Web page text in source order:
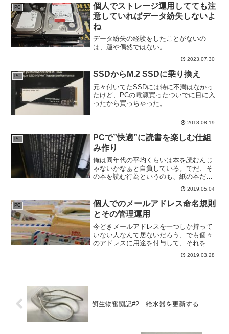
PC
個人でストレージ運用してても注
意していればデータ紛失しないよ
ね
データ紛失の経験をしたことがないの
は、運や偶然ではない。
2023.07.30
PC SSDからM.2 SSDに乗り換え
元々付いてたSSDには特に不満はなかっ
たけど、PCの電源買ったついでに目に入
ったから買っちゃった。
2018.08.19
PC
PCで”快適”に読書を楽しむ仕組
み作り
俺は同年代の平均くらいは本を読むんじ
ゃないかなぁと自負している。でだ、そ
の本を読む行為というのも、紙の本だと
メリット・デメリットが存在しているか
らして、PCを用いて読書をすることが少
なくない。その環境について書いておき
たい。
2019.05.04
PC
個人でのメールアドレス命名規則
とその管理運用
今どきメールアドレスを一つしか持って
いない人なんて居ないだろう、でも個々
のアドレスに用途を付与して、それを間
違いなく運用できているのだろうか。俺
のオススメするメールアドレスの命名規
2019.03.28
餌生物奮闘記#2 給水器を更新する